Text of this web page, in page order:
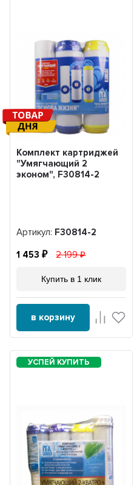
Комплект картриджей
"Умягчающий 2
эконом", F30814-2
Артикул: F30814-2
1 453 2 199
Купить в 1 клик
в корзину